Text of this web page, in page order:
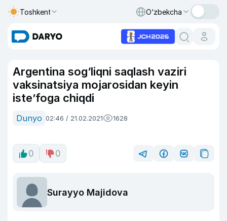
Toshkent O‘zbekcha
Argentina sog‘liqni saqlash vaziri
vaksinatsiya mojarosidan keyin
iste’foga chiqdi
Dunyo 02:46 / 21.02.2021 1628
0 0
Surayyo Majidova